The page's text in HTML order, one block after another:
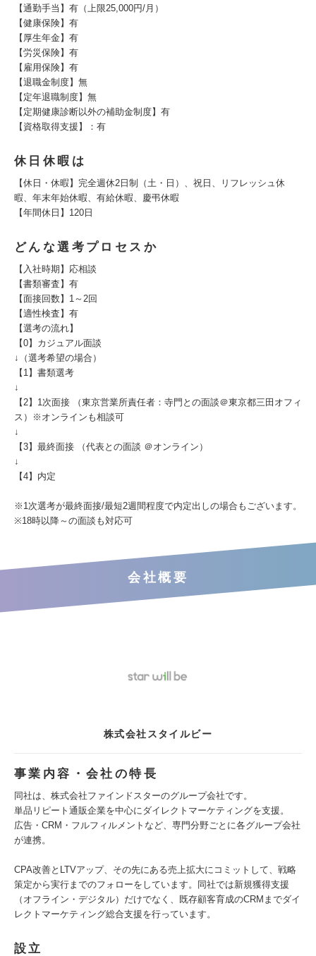
【通勤手当】有（上限25,000円/月）
【健康保険】有
【厚生年金】有
【労災保険】有
【雇用保険】有
【退職金制度】無
【定年退職制度】無
【定期健康診断以外の補助金制度】有
【資格取得支援】：有
休日休暇は
【休日・休暇】完全週休2日制（土・日）、祝日、リフレッシュ休
暇、年末年始休暇、有給休暇、慶弔休暇
【年間休日】120日
どんな選考プロセスか
【入社時期】応相談
【書類審査】有
【面接回数】1～2回
【適性検査】有
【選考の流れ】
【0】カジュアル面談
↓（選考希望の場合）
【1】書類選考
↓
【2】1次面接 （東京営業所責任者：寺門との面談＠東京都三田オフィ
ス）※オンラインも相談可
↓
【3】最終面接 （代表との面談 ＠オンライン）
↓
【4】内定
※1次選考が最終面接/最短2週間程度で内定出しの場合もございます。
※18時以降～の面談も対応可
会社概要
株式会社スタイルビー
事業内容・会社の特長
同社は、株式会社ファインドスターのグループ会社です。
単品リピート通販企業を中心にダイレクトマーケティングを支援。
広告・CRM・フルフィルメントなど、専門分野ごとに各グループ会社
が連携。
CPA改善とLTVアップ、その先にある売上拡大にコミットして、戦略
策定から実行までのフォローをしています。同社では新規獲得支援
（オフライン・デジタル）だけでなく、既存顧客育成のCRMまでダイ
レクトマーケティング総合支援を行っています。
設立